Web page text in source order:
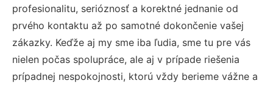
profesionalitu, serióznosť a korektné jednanie od
prvého kontaktu až po samotné dokončenie vašej
zákazky. Keďže aj my sme iba ľudia, sme tu pre vás
nielen počas spolupráce, ale aj v prípade riešenia
prípadnej nespokojnosti, ktorú vždy berieme vážne a